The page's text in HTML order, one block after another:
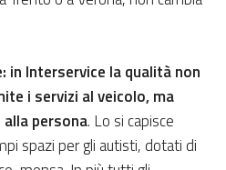
in Interservice la qualità non
i servizi al veicolo, ma
persona. Lo si capisce
spazi per gli autisti, dotati di